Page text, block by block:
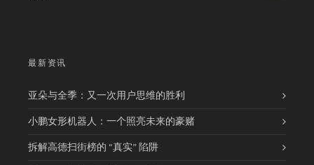
最新资讯
亚朵与全季：又一次用户思维的胜利
小鹏女形机器人：一个照亮未来的豪赌
拆解高德扫街榜的 “真实” 陷阱